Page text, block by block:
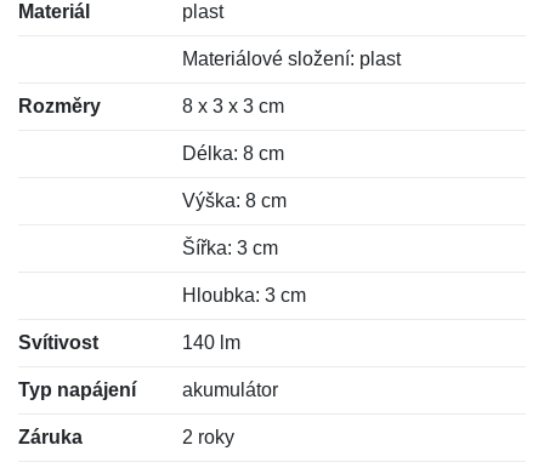
Materiál plast
Materiálové složení: plast
Rozměry 8 x 3 x 3 cm
Délka: 8 cm
Výška: 8 cm
Šířka: 3 cm
Hloubka: 3 cm
Svítivost 140 lm
Typ napájení akumulátor
Záruka 2 roky